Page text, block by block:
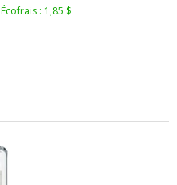
Écofrais : 1,85 $